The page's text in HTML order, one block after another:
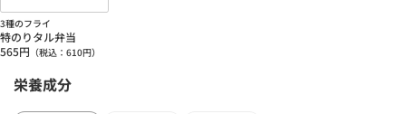
3種のフライ
特のりタル弁当
565円 （税込： 610円）
栄養成分